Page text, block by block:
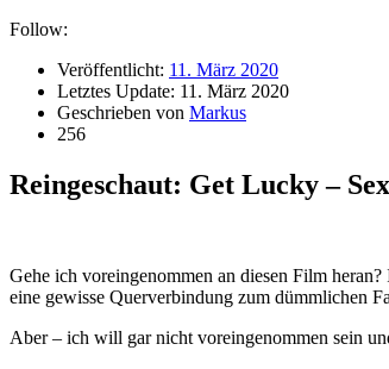
Follow:
Veröffentlicht: 11. März 2020
Letztes Update: 11. März 2020
Geschrieben von Markus
256
Reingeschaut: Get Lucky –
Gehe ich voreingenommen an diesen Film
eine gewisse Querverbindung zum dümmlichen
Aber – ich will gar nicht voreingenommen sein